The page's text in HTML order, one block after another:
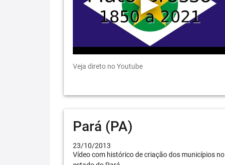
Veja direto no Youtube
Pará (PA)
23/10/2013
Vídeo com histórico de criação dos municípios no